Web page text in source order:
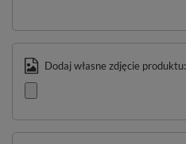
Dodaj własne zdjęcie produktu: